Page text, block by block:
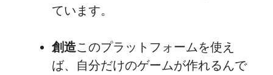
ています。
創造このプラットフォームを使え
ば、自分だけのゲームが作れるんで